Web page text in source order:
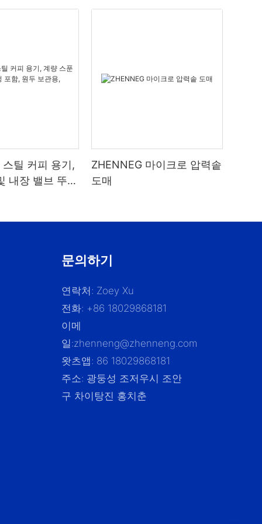
틸 커피 용기,
내장 밸브 뚜껑
ZHENNEG 마이크로 압력솥
도매
문의하기
연락처: Zoey Xu
전화: +86 18029868181
이메
일:zhenneng@zhenneng.com
왓츠앱: 86 18029868181
주소: 광둥성 조저우시 조안
구 차이탕진 홍치춘